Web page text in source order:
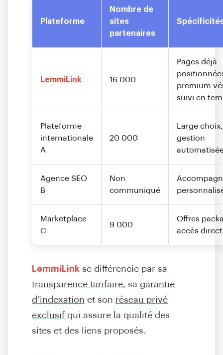
Plateforme
Nombre de
sites
partenaires
LemmiLink 16 000
Pages déjà
premium
suivi en
Plateforme
internationale
A
20 000
Large choix,
gestion
Agence SEO
B
Non
communiqué
Marketplace
C
9 000
Offres
accès direct
LemmiLink se différencie par sa
transparence tarifaire, sa garantie
d’indexation et son réseau privé
exclusif qui assure la qualité des
sites et des liens proposés.